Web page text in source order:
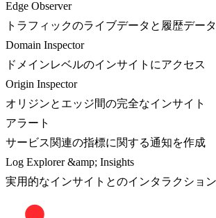
Edge Observer
トラフィックのライブデータと履歴デー
Domain Inspector
ドメインレベルのインサイトにアクセス
Origin Inspector
オリジンとエッジ間の完全なインサイト
アラート
サービス関連の指標に関する通知を作成
Log Explorer &amp; Insights
実用的なインサイトとのインタラクション